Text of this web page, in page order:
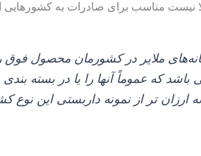
نیست مناسب برای صادرات به کشورهایی
ملایر در کشورمان محصول فوق
ارزان‌ تر از نمونه داربستی این